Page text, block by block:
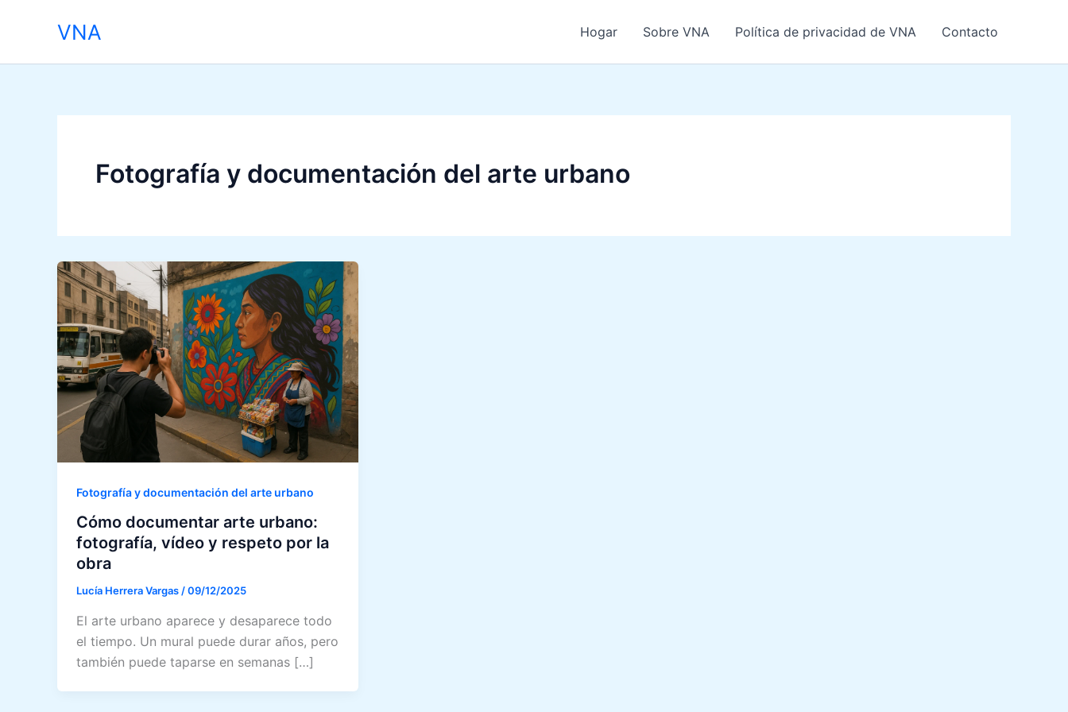
VNA Hogar Sobre VNA Política de privacidad de VNA Contacto
Fotografía y documentación del arte urbano
Fotografía y documentación del arte urbano
Cómo documentar arte urbano:
fotografía, vídeo y respeto por la
obra
Lucía Herrera Vargas/09/12/2025
El arte urbano aparece y desaparece todo
el tiempo. Un mural puede durar años, pero
también puede taparse en semanas […]